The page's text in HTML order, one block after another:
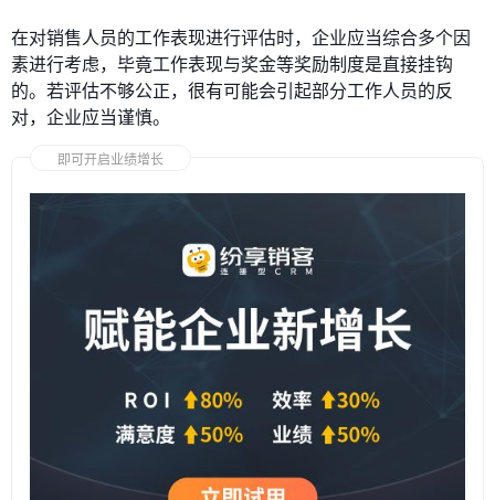
在对销售人员的工作表现进行评估时，企业应当综合多个因
素进行考虑，毕竟工作表现与奖金等奖励制度是直接挂钩
的。若评估不够公正，很有可能会引起部分工作人员的反
对，企业应当谨慎。
即可开启业绩增长